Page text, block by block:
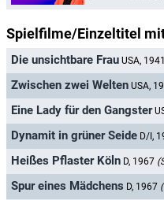
Spielfilme/Einzeltitel
Die unsichtbare Frau USA, 1941
Zwischen zwei Welten USA,
Eine Lady für den Gangster
Dynamit in grüner Seide D/I,
Heißes Pflaster Köln D, 1967
Spur eines Mädchens D, 1967